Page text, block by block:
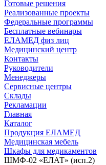
Готовые решения
Реализованные проекты
Федеральные программы
Бесплатные вебинары
ЕЛАМЕД физ лиц
Медицинский центр
Контакты
Руководители
Менеджеры
Сервисные центры
Склады
Рекламации
Главная
Каталог
Продукция ЕЛАМЕД
Медицинская мебель
Шкафы для медикаментов
ШМФ-02 «ЕЛАТ» (исп.2)